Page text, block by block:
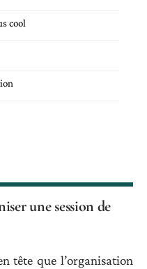
cool
une session de
tête que l’organisation